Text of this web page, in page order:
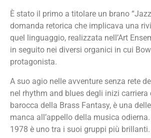
È stato il primo a titolare un brano
domanda retorica che implicava una
quel linguaggio, realizzata nell’Art
in seguito nei diversi organici in cui
protagonista.
A suo agio nelle avventure senza rete
nel rhythm and blues degli inizi carriera
barocca della Brass Fantasy, è una
manca all’appello della musica
1978 è uno tra i suoi gruppi più brillanti.